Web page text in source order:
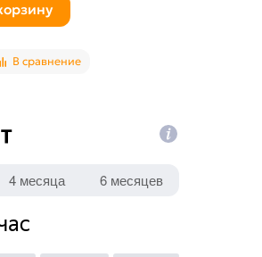
В сравнение